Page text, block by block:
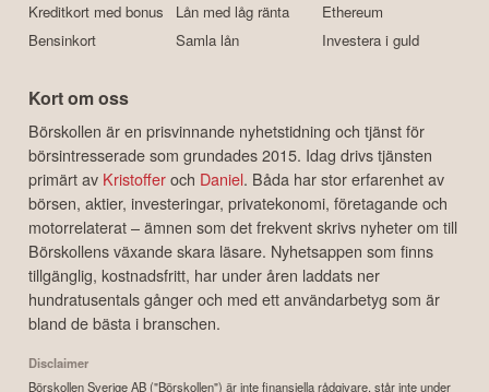
Kreditkort med bonus
Bensinkort
Lån med låg ränta
Samla lån
Ethereum
Investera i guld
Kort om oss
Börskollen är en prisvinnande nyhetstidning och tjänst för
börsintresserade som grundades 2015. Idag drivs tjänsten
primärt av Kristofferoch Daniel. Båda har stor erfarenhet av
börsen, aktier, investeringar, privatekonomi, företagande och
motorrelaterat – ämnen som det frekvent skrivs nyheter om till
Börskollens växande skara läsare. Nyhetsappen som finns
tillgänglig, kostnadsfritt, har under åren laddats ner
hundratusentals gånger och med ett användarbetyg som är
bland de bästa i branschen.
Disclaimer
Börskollen Sverige AB ("Börskollen") är inte finansiella rådgivare, står inte under